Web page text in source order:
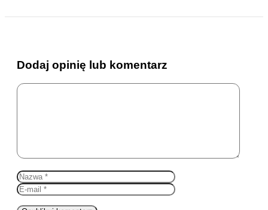
Dodaj opinię lub komentarz
Komentarz
Nazwa
E-
mail
Witryna